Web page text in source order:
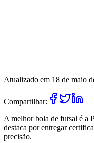
Atualizado em 18 de maio
Compartilhar:
A melhor bola de futsal é a
destaca por entregar
precisão.